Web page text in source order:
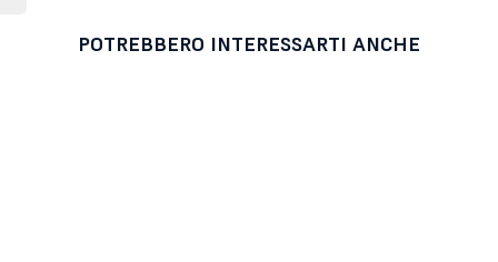
POTREBBERO INTERESSARTI ANCHE